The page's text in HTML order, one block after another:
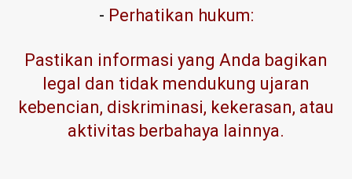
- Perhatikan hukum:
Pastikan informasi yang Anda bagikan
legal dan tidak mendukung ujaran
kebencian, diskriminasi, kekerasan, atau
aktivitas berbahaya lainnya.